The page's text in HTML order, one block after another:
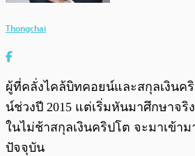
Thongchai
ผู้ที่คลั่งไคล้บิทคอยน์และสกุลเงินค
น์ช่วงปี 2015 แต่เริ่มหันมาศึกษาจริ
ในไม่ช้าสกุลเงินคริปโต จะมาเข้า
ปัจจุบัน